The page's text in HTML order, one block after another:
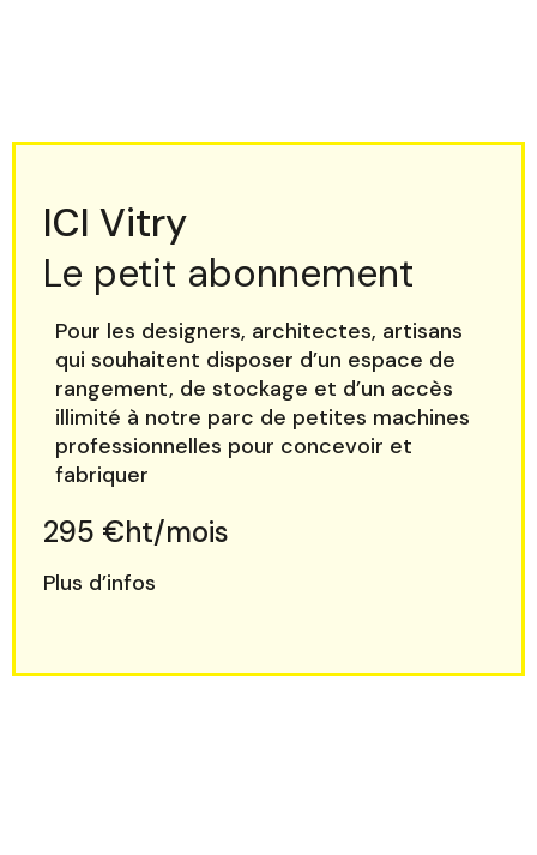
ICI Vitry
Le petit abonnement
Pour les designers, architectes, artisans
qui souhaitent disposer d’un espace de
rangement, de stockage et d’un accès
illimité à notre parc de petites machines
professionnelles pour concevoir et
fabriquer
295 €ht/mois
Plus d’infos